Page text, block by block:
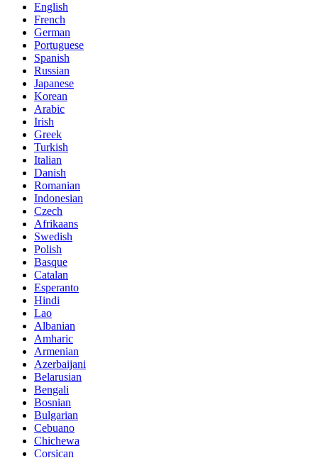
English
French
German
Portuguese
Spanish
Russian
Japanese
Korean
Arabic
Irish
Greek
Turkish
Italian
Danish
Romanian
Indonesian
Czech
Afrikaans
Swedish
Polish
Basque
Catalan
Esperanto
Hindi
Lao
Albanian
Amharic
Armenian
Azerbaijani
Belarusian
Bengali
Bosnian
Bulgarian
Cebuano
Chichewa
Corsican